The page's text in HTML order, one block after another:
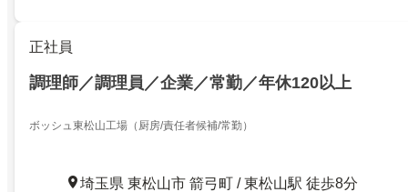
正社員
調理師／調理員／企業／常勤／年休120以上
ボッシュ東松山工場（厨房/責任者候補/常勤）
埼玉県 東松山市 箭弓町 / 東松山駅 徒歩8分